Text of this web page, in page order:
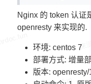
Nginx 的 token 认证
openresty 来实现的.
环境: centos 7
部署方式: 增量
版本: openresty/